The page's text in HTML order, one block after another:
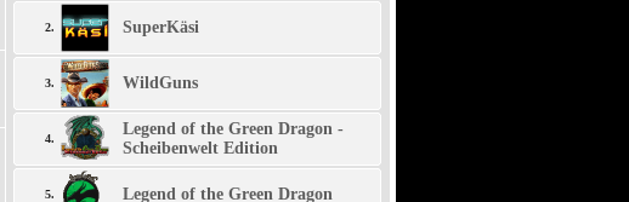
2. SuperKäsi
3. WildGuns
4.
Legend of the Green Dragon -
Scheibenwelt Edition
5. Legend of the Green Dragon